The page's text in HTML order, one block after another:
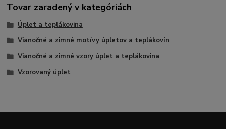
Tovar zaradený v kategóriách
Úplet a teplákovina
Vianočné a zimné motívy úpletov a teplákovín
Vianočné a zimné vzory úplet a teplákovina
Vzorovaný úplet